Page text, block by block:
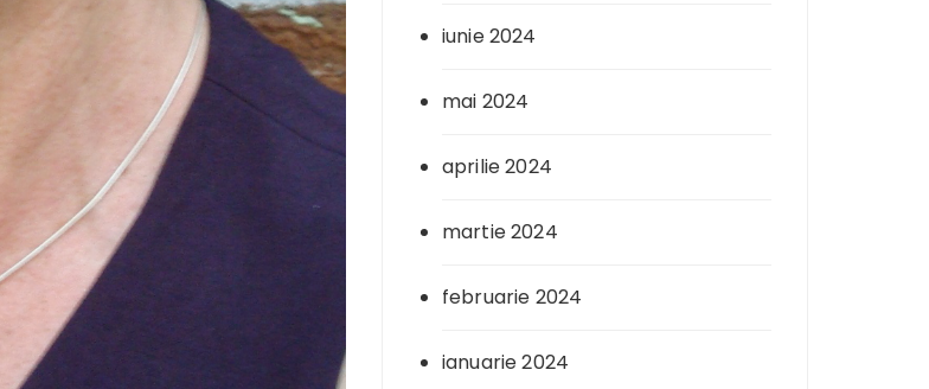
iunie 2024
mai 2024
aprilie 2024
martie 2024
februarie 2024
ianuarie 2024